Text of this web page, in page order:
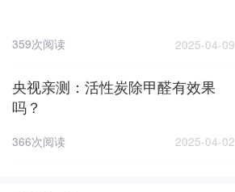
359次阅读 2025-04-09
央视亲测：活性炭除甲醛有效果
吗？
366次阅读 2025-04-02